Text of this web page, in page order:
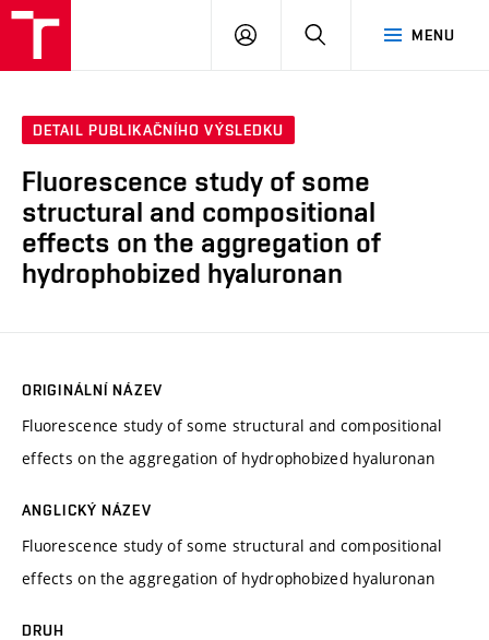
MENU
PŘIHLÁSIT
DETAIL PUBLIKAČNÍHO VÝSLEDKU
Fluorescence study of some
structural and compositional
effects on the aggregation of
hydrophobized hyaluronan
ORIGINÁLNÍ NÁZEV
Fluorescence study of some structural and compositional
effects on the aggregation of hydrophobized hyaluronan
ANGLICKÝ NÁZEV
Fluorescence study of some structural and compositional
effects on the aggregation of hydrophobized hyaluronan
DRUH